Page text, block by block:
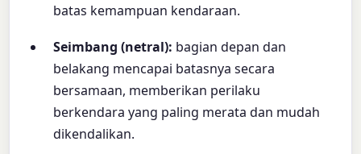
batas kemampuan kendaraan.
Seimbang (netral): bagian depan dan
belakang mencapai batasnya secara
bersamaan, memberikan perilaku
berkendara yang paling merata dan mudah
dikendalikan.